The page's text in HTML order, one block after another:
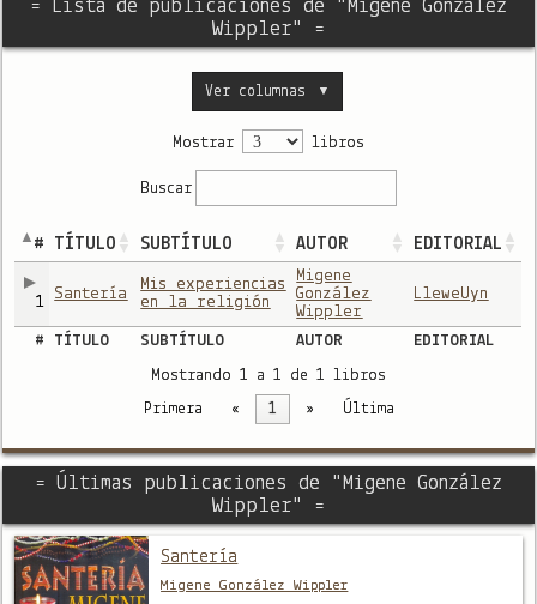
= Lista de publicaciones de "Migene González
Wippler" =
Ver columnas ▼
Mostrar libros
Buscar
# TÍTULO SUBTÍTULO AUTOR EDITORIAL
1 Santería
Mis experiencias
en la religión
Migene
González
Wippler
LleweUyn
# TÍTULO SUBTÍTULO AUTOR
EDITORIAL
Mostrando 1 a 1 de 1 libros
Primera « 1 » Última
= Últimas publicaciones de "Migene González
Wippler" =
Santería
Migene González Wippler